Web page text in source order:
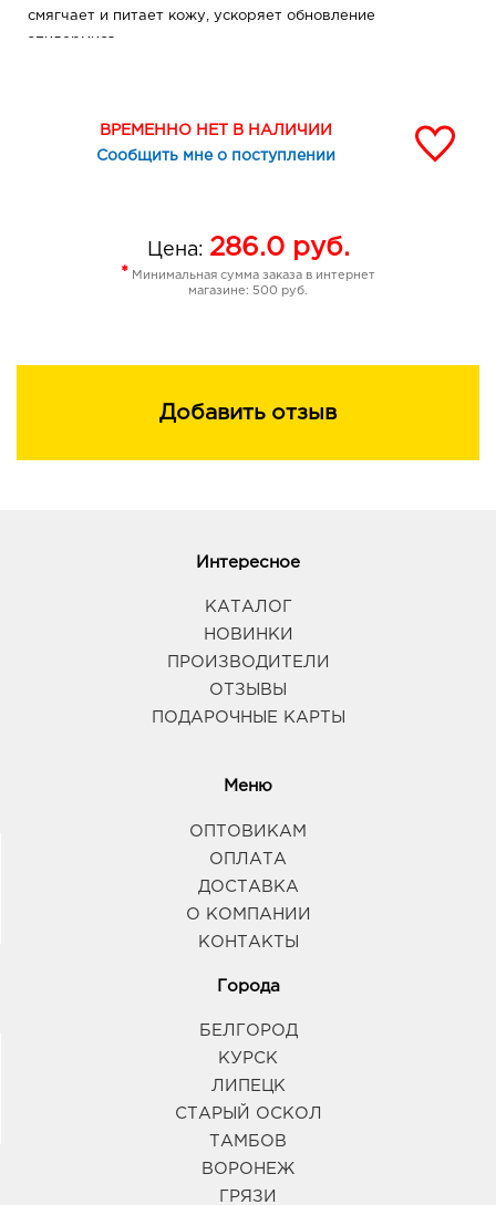
смягчает и питает кожу, ускоряет обновление
эпидермиса
разглаживает морщинки
ВРЕМЕННО НЕТ В НАЛИЧИИ
Сообщить мне о поступлении
Цена: 286.0руб.
* Минимальная сумма заказа в интернет
магазине: 500 руб.
Добавить отзыв
Интересное
КАТАЛОГ
НОВИНКИ
ПРОИЗВОДИТЕЛИ
ОТЗЫВЫ
ПОДАРОЧНЫЕ КАРТЫ
Меню
ОПТОВИКАМ
ОПЛАТА
ДОСТАВКА
О КОМПАНИИ
КОНТАКТЫ
Города
БЕЛГОРОД
КУРСК
ЛИПЕЦК
СТАРЫЙ ОСКОЛ
ТАМБОВ
ВОРОНЕЖ
ГРЯЗИ